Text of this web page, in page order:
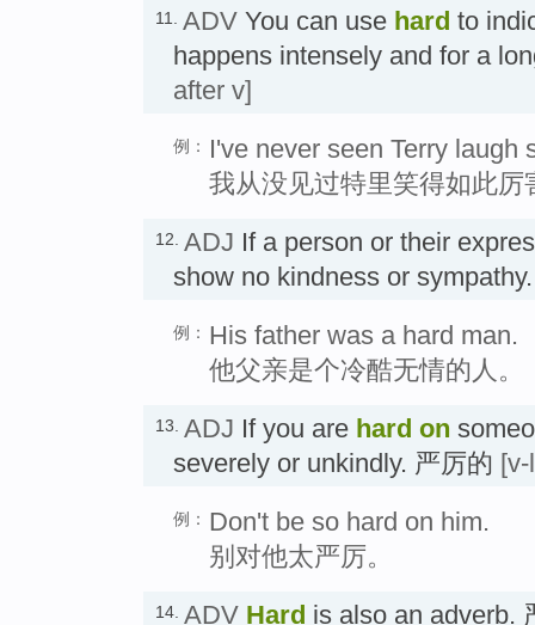
11. ADV You can use hard to
happens intensely and for a
after v]
例：
I've never seen Terry laugh
我从没见过特里笑得如此厉
12. ADJ If a person or their
show no kindness or
例： His father was a hard man.
他父亲是个冷酷无情的人。
13. ADJ If you are hard on
severely or unkindly. 严厉的
例： Don't be so hard on him.
别对他太严厉。
14. ADV Hard is also an adverb.